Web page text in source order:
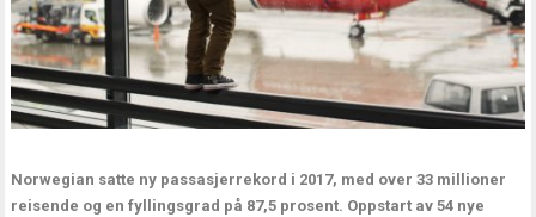
Norwegian satte ny passasjerrekord i 2017, med over 33 millioner
reisende og en fyllingsgrad på 87,5 prosent. Oppstart av 54 nye